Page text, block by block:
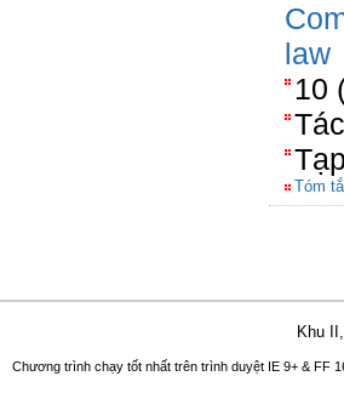
law
10
Tóm
Khu
Chương trình chạy tốt nhất trên trình duyệt IE 9+ & FF